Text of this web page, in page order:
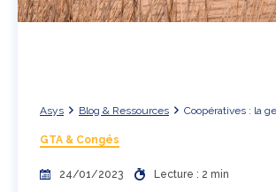
Asys Blog & Ressources Coopératives : la
GTA & Congés
24/01/2023 Lecture : 2 min